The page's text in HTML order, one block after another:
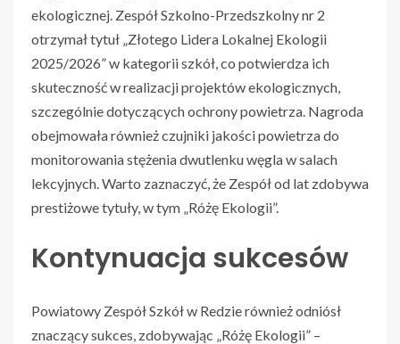
ekologicznej. Zespół Szkolno-Przedszkolny nr 2
otrzymał tytuł „Złotego Lidera Lokalnej Ekologii
2025/2026” w kategorii szkół, co potwierdza ich
skuteczność w realizacji projektów ekologicznych,
szczególnie dotyczących ochrony powietrza. Nagroda
obejmowała również czujniki jakości powietrza do
monitorowania stężenia dwutlenku węgla w salach
lekcyjnych. Warto zaznaczyć, że Zespół od lat zdobywa
prestiżowe tytuły, w tym „Różę Ekologii”.
Kontynuacja sukcesów
Powiatowy Zespół Szkół w Redzie również odniósł
znaczący sukces, zdobywając „Różę Ekologii” –